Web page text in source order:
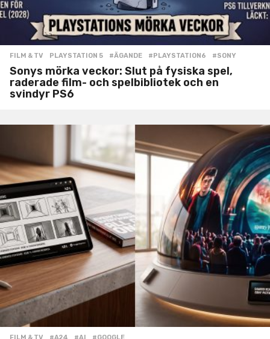
FILM & TV ,PLAYSTATION 5 #ÄGANDE ,#PLAYSTATION6 ,#SONY
Sonys mörka veckor: Slut på fysiska spel,
raderade film- och spelbibliotek och en
svindyr PS6
FILM & TV #A24 ,#AI ,#GOOGLE